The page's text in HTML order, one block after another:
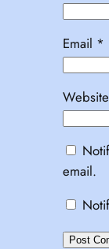
Email *
Website
email.